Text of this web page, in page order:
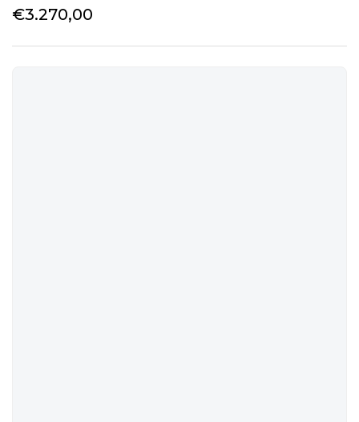
€3.270,00